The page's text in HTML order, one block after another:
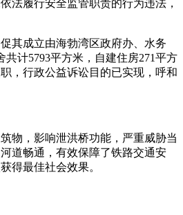
法履行安全监管职责的行为违法，
其成立由海勃湾区政府办、水务
计5793平方米，自建住房271平方
，行政公益诉讼目的已实现，呼和
物，影响泄洪桥功能，严重威胁当
道畅通，有效保障了铁路交通安
得最佳社会效果。